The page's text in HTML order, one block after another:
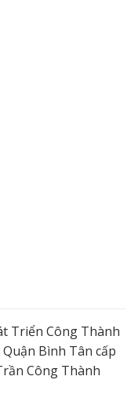
Triển Công Thành
Quận Bình Tân cấp
Công Thành